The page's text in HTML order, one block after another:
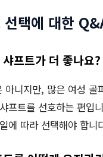
선택에 대한
프트가 더 좋나요?
아니지만, 많은 여성 골
프트를 선호하는 편입
에 따라 선택해야 합니